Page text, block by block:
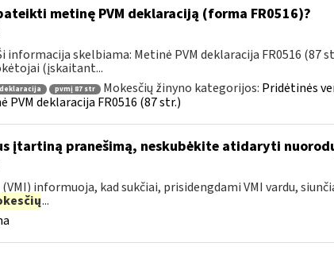
metinę PVM deklaraciją (forma FR0516)?
informacija skelbiama: Metinė PVM deklaracija FR0516 (87
(įskaitant...
pvmį 87 str Mokesčių žinyno kategorijos: Pridėtinės
PVM deklaracija FR0516 (87 str.)
įtartiną pranešimą, neskubėkite atidaryti
informuoja, kad sukčiai, prisidengdami VMI vardu,
...